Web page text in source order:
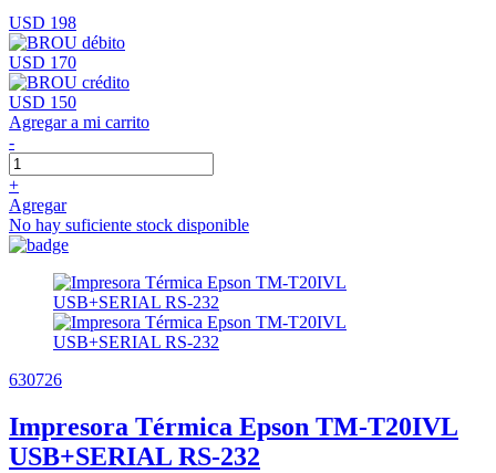
USD 198
USD 170
USD 150
Agregar a mi carrito
-
+
Agregar
No hay suficiente stock disponible
630726
Impresora Térmica Epson TM-T20IVL
USB+SERIAL RS-232